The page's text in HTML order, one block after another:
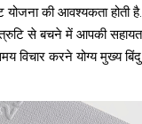
की आवश्यकता होती
से बचने में आपकी
विचार करने योग्य मुख्य बिंदु